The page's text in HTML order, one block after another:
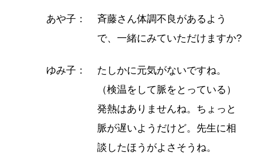
あや子：
斉藤さん体調不良があるよう
で、一緒にみていただけますか?
ゆみ子：
たしかに元気がないですね。
（検温をして脈をとっている）
発熱はありませんね。ちょっと
脈が遅いようだけど。先生に相
談したほうがよさそうね。